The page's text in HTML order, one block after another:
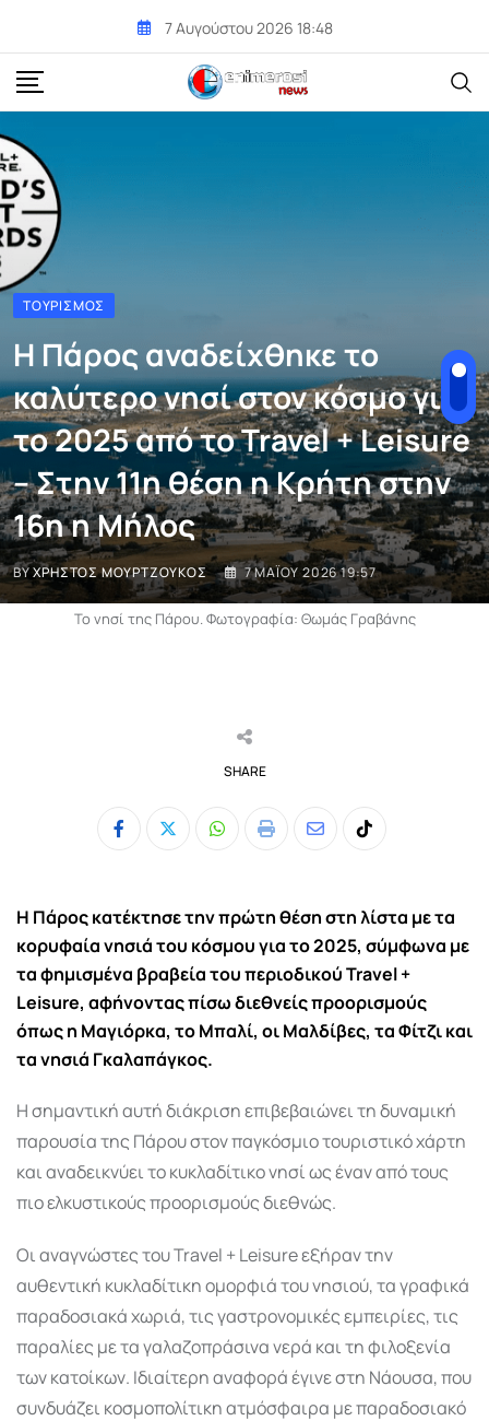
content
7 Αυγούστου 2026 18:48
ΤΟΥΡΙΣΜΌΣ
Η Πάρος αναδείχθηκε το
καλύτερο νησί στον κόσμο για
το 2025 από το Travel + Leisure
– Στην 11η θέση η Κρήτη στην
16η η Μήλος
BYΧΡΉΣΤΟΣ ΜΟΥΡΤΖΟΎΚΟΣ 7 ΜΑΪ́ΟΥ 2026 19:57
Το νησί της Πάρου. Φωτογραφία: Θωμάς Γραβάνης
SHARE
Whatsapp
Print
ShareTiktok
Η Πάροςκατέκτησε την πρώτη θέση στη λίστα με τα
κορυφαία νησιά του κόσμου για το 2025, σύμφωνα με
τα φημισμένα βραβεία του περιοδικού Travel +
Leisure, αφήνοντας πίσω διεθνείς προορισμούς
όπως η Μαγιόρκα, το Μπαλί, οι Μαλδίβες, τα Φίτζι και
τα νησιά Γκαλαπάγκος.
Η σημαντική αυτή διάκριση επιβεβαιώνει τη δυναμική
παρουσία της Πάρου στον παγκόσμιο τουριστικό χάρτη
και αναδεικνύει το κυκλαδίτικο νησί ως έναν από τους
πιο ελκυστικούς προορισμούς διεθνώς.
Οι αναγνώστες του Travel + Leisure εξήραν την
αυθεντική κυκλαδίτικη ομορφιά του νησιού, τα γραφικά
παραδοσιακά χωριά, τις γαστρονομικές εμπειρίες, τις
παραλίες με τα γαλαζοπράσινα νερά και τη φιλοξενία
των κατοίκων. Ιδιαίτερη αναφορά έγινε στη Νάουσα, που
συνδυάζει κοσμοπολίτικη ατμόσφαιρα με παραδοσιακό